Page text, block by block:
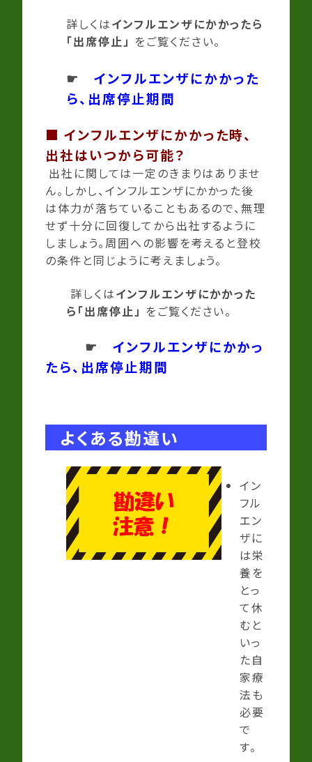
詳しくはインフルエンザにかかったら
「出席停止」 をご覧ください。
☛
インフルエンザにかかった
ら、出席停止期間
■ インフルエンザにかかった時、
出社はいつから可能？
出社に関しては一定のきまりはありませ
ん。しかし、インフルエンザにかかった後
は体力が落ちていることもあるので、無理
せず十分に回復してから出社するように
しましょう。周囲への影響を考えると登校
の条件と同じように考えましょう。
詳しくはインフルエンザにかかった
ら「出席停止」 をご覧ください。
☛ インフルエンザにかかっ
たら、出席停止期間
よくある勘違い
イン
フル
エン
ザに
は栄
養を
とっ
て休
むと
いっ
た自
家療
法も
必要
で
す。